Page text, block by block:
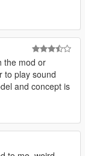
the mod or
to play sound
and concept is